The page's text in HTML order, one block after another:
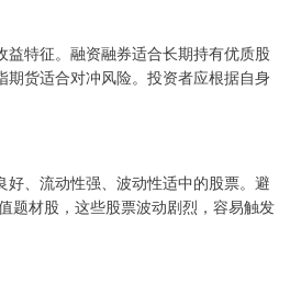
益特征。融资融券适合长期持有优质股
期货适合对冲风险。投资者应根据自身
好、流动性强、波动性适中的股票。避
题材股，这些股票波动剧烈，容易触发